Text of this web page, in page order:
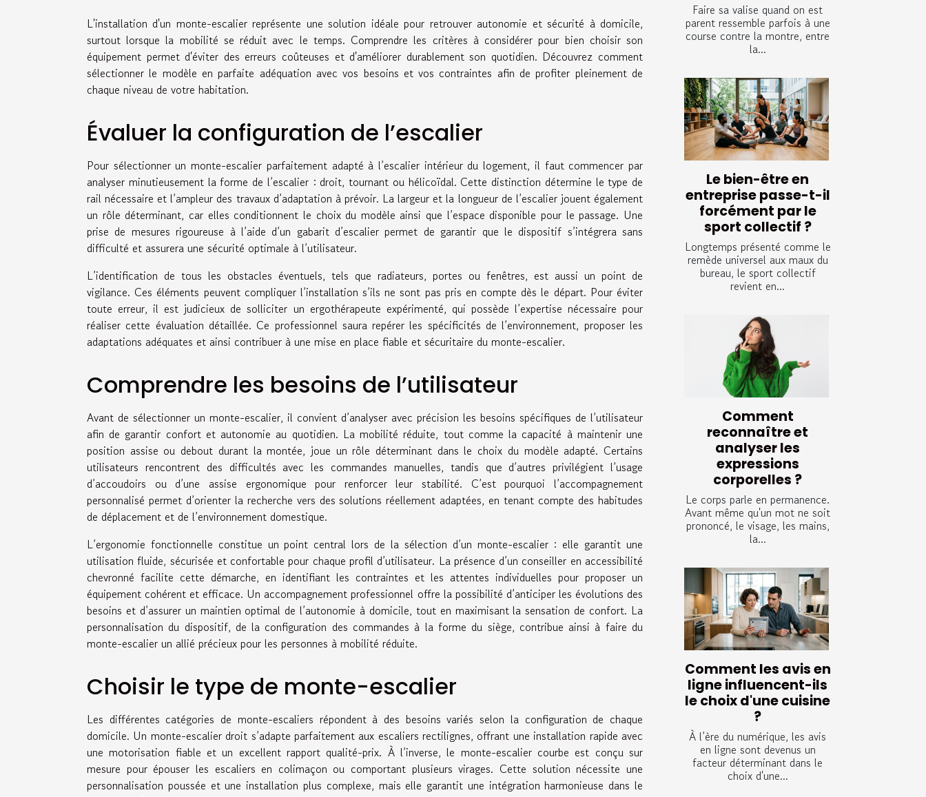
L'installation d'un monte-escalier représente une solution idéale pour retrouver autonomie et sécurité à domicile,
surtout lorsque la mobilité se réduit avec le temps. Comprendre les critères à considérer pour bien choisir son
équipement permet d'éviter des erreurs coûteuses et d'améliorer durablement son quotidien. Découvrez comment
sélectionner le modèle en parfaite adéquation avec vos besoins et vos contraintes afin de profiter pleinement de
chaque niveau de votre habitation.
Évaluer la configuration de l’escalier
Pour sélectionner un monte-escalier parfaitement adapté à l’escalier intérieur du logement, il faut commencer par
analyser minutieusement la forme de l’escalier : droit, tournant ou hélicoïdal. Cette distinction détermine le type de
rail nécessaire et l’ampleur des travaux d’adaptation à prévoir. La largeur et la longueur de l’escalier jouent également
un rôle déterminant, car elles conditionnent le choix du modèle ainsi que l’espace disponible pour le passage. Une
prise de mesures rigoureuse à l’aide d’un gabarit d’escalier permet de garantir que le dispositif s’intégrera sans
difficulté et assurera une sécurité optimale à l’utilisateur.
L’identification de tous les obstacles éventuels, tels que radiateurs, portes ou fenêtres, est aussi un point de
vigilance. Ces éléments peuvent compliquer l’installation s’ils ne sont pas pris en compte dès le départ. Pour éviter
toute erreur, il est judicieux de solliciter un ergothérapeute expérimenté, qui possède l’expertise nécessaire pour
réaliser cette évaluation détaillée. Ce professionnel saura repérer les spécificités de l’environnement, proposer les
adaptations adéquates et ainsi contribuer à une mise en place fiable et sécuritaire du monte-escalier.
Comprendre les besoins de l’utilisateur
Avant de sélectionner un monte-escalier, il convient d’analyser avec précision les besoins spécifiques de l’utilisateur
afin de garantir confort et autonomie au quotidien. La mobilité réduite, tout comme la capacité à maintenir une
position assise ou debout durant la montée, joue un rôle déterminant dans le choix du modèle adapté. Certains
utilisateurs rencontrent des difficultés avec les commandes manuelles, tandis que d’autres privilégient l’usage
d’accoudoirs ou d’une assise ergonomique pour renforcer leur stabilité. C’est pourquoi l’accompagnement
personnalisé permet d’orienter la recherche vers des solutions réellement adaptées, en tenant compte des habitudes
de déplacement et de l’environnement domestique.
L’ergonomie fonctionnelle constitue un point central lors de la sélection d’un monte-escalier : elle garantit une
utilisation fluide, sécurisée et confortable pour chaque profil d’utilisateur. La présence d’un conseiller en accessibilité
chevronné facilite cette démarche, en identifiant les contraintes et les attentes individuelles pour proposer un
équipement cohérent et efficace. Un accompagnement professionnel offre la possibilité d’anticiper les évolutions des
besoins et d’assurer un maintien optimal de l’autonomie à domicile, tout en maximisant la sensation de confort. La
personnalisation du dispositif, de la configuration des commandes à la forme du siège, contribue ainsi à faire du
monte-escalier un allié précieux pour les personnes à mobilité réduite.
Choisir le type de monte-escalier
Les différentes catégories de monte-escaliers répondent à des besoins variés selon la configuration de chaque
domicile. Un monte-escalier droit s’adapte parfaitement aux escaliers rectilignes, offrant une installation rapide avec
une motorisation fiable et un excellent rapport qualité-prix. À l’inverse, le monte-escalier courbe est conçu sur
mesure pour épouser les escaliers en colimaçon ou comportant plusieurs virages. Cette solution nécessite une
personnalisation poussée et une installation plus complexe, mais elle garantit une intégration harmonieuse dans le
Faire sa valise quand on est
parent ressemble parfois à une
course contre la montre, entre
la...
Le bien-être en
entreprise passe-t-il
forcément par le
sport collectif ?
Longtemps présenté comme le
remède universel aux maux du
bureau, le sport collectif
revient en...
Comment
reconnaître et
analyser les
expressions
corporelles ?
Le corps parle en permanence.
Avant même qu'un mot ne soit
prononcé, le visage, les mains,
la...
Comment les avis en
ligne influencent-ils
le choix d'une cuisine
?
À l’ère du numérique, les avis
en ligne sont devenus un
facteur déterminant dans le
choix d'une...